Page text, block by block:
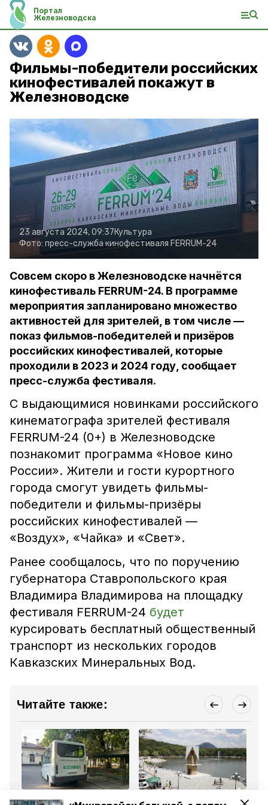
Портал
Железноводска
Фильмы-победители российских
кинофестивалей покажут в
Железноводске
23 августа 2024, 09:37Культура
Фото: пресс-служба кинофестиваля FERRUM-24
Совсем скоро в Железноводске начнётся
кинофестиваль FERRUM-24. В программе
мероприятия запланировано множество
активностей для зрителей, в том числе —
показ фильмов-победителей и призёров
российских кинофестивалей, которые
проходили в 2023 и 2024 году, сообщает
пресс-служба фестиваля.
С выдающимися новинками российского
кинематографа зрителей фестиваля
FERRUM-24 (0+) в Железноводске
познакомит программа «Новое кино
России». Жители и гости курортного
города смогут увидеть фильмы-
победители и фильмы-призёры
российских кинофестивалей —
«Воздух», «Чайка» и «Свет».
Ранее сообщалось, что по поручению
губернатора Ставропольского края
Владимира Владимирова на площадку
фестиваля FERRUM-24 будет
курсировать бесплатный общественный
транспорт из нескольких городов
Кавказских Минеральных Вод.
Читайте также: